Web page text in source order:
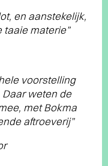
en aanstekelijk,
materie”
voorstelling
weten de
met Bokma
aftroeverij”